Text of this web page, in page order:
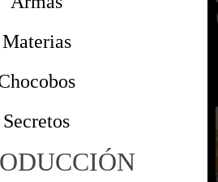
Materias
Secretos